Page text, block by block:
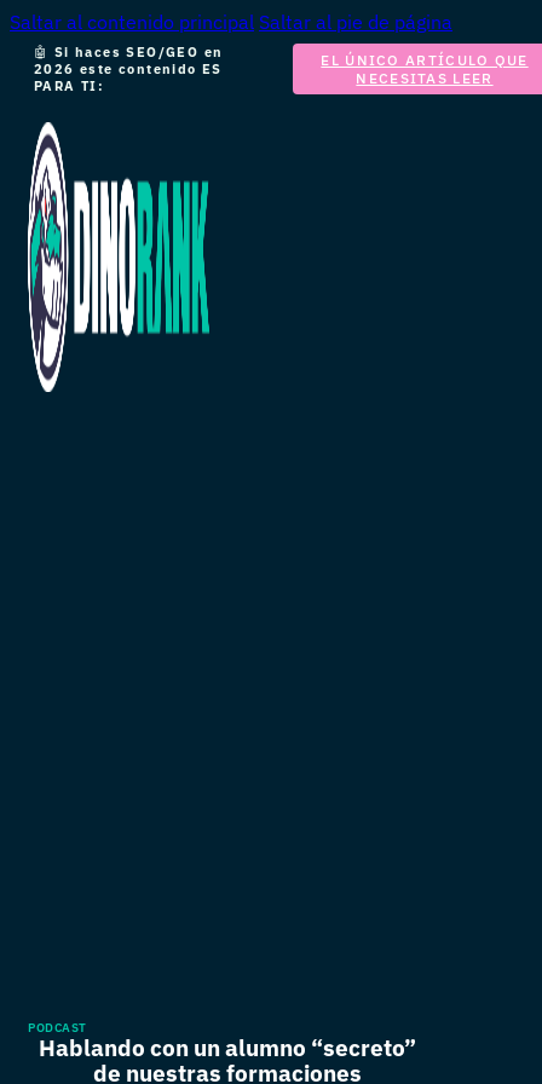
Saltar al contenido principal Saltar al pie de página
🤖 Si haces SEO/GEO en
2026 este contenido ES
PARA TI:
EL ÚNICO ARTÍCULO QUE
NECESITAS LEER
PODCAST
Hablando con un alumno “secreto”
de nuestras formaciones